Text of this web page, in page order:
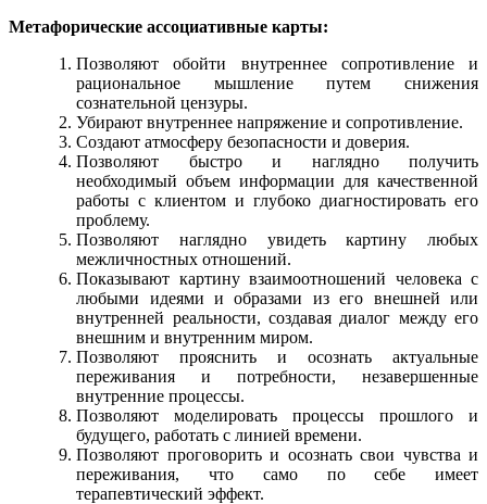
Метафорические ассоциативные карты:
Позволяют обойти внутреннее сопротивление и
рациональное мышление путем снижения
сознательной цензуры.
Убирают внутреннее напряжение и сопротивление.
Создают атмосферу безопасности и доверия.
Позволяют быстро и наглядно получить
необходимый объем информации для качественной
работы с клиентом и глубоко диагностировать его
проблему.
Позволяют наглядно увидеть картину любых
межличностных отношений.
Показывают картину взаимоотношений человека с
любыми идеями и образами из его внешней или
внутренней реальности, создавая диалог между его
внешним и внутренним миром.
Позволяют прояснить и осознать актуальные
переживания и потребности, незавершенные
внутренние процессы.
Позволяют моделировать процессы прошлого и
будущего, работать с линией времени.
Позволяют проговорить и осознать свои чувства и
переживания, что само по себе имеет
терапевтический эффект.